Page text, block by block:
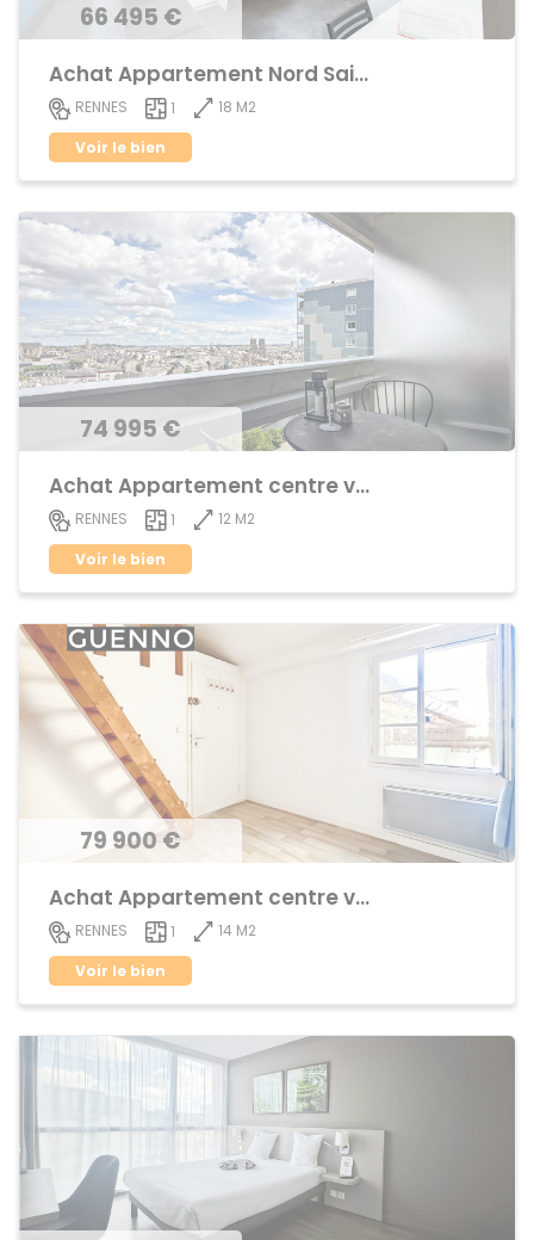
66 495 €
Achat Appartement Nord Saint-Martin
RENNES 1
18 M2
Voir le bien
74 995 €
Achat Appartement centre ville
RENNES 1
12 M2
Voir le bien
79 900 €
Achat Appartement centre ville
RENNES 1
14 M2
Voir le bien